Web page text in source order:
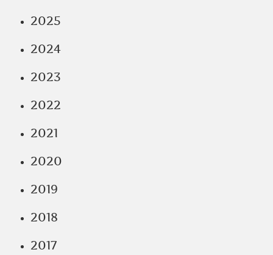
2025
2024
2023
2022
2021
2020
2019
2018
2017